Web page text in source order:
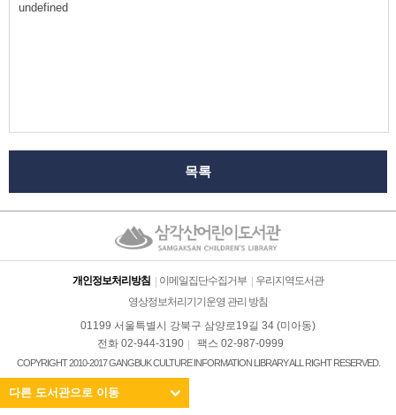
undefined
목록
개인정보처리방침 이메일집단수집거부
우리지역도서관
영상정보처리기기운영 관리 방침
01199 서울특별시 강북구 삼양로19길 34 (미아동)
전화 02-944-3190
팩스 02-987-0999
COPYRIGHT 2010-2017 GANGBUK CULTURE INFORMATION LIBRARY ALL RIGHT RESERVED.